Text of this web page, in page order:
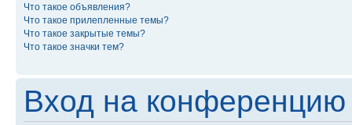
Что такое объявления?
Что такое прилепленные темы?
Что такое закрытые темы?
Что такое значки тем?
Вход на конференцию